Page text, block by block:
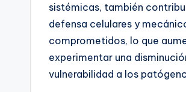
sistémicas, también
defensa celulares y
comprometidos, lo que
experimentar una
vulnerabilidad a los